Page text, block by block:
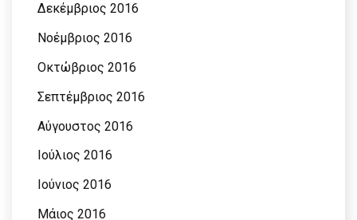
Δεκέμβριος 2016
Νοέμβριος 2016
Οκτώβριος 2016
Σεπτέμβριος 2016
Αύγουστος 2016
Ιούλιος 2016
Ιούνιος 2016
Μάιος 2016